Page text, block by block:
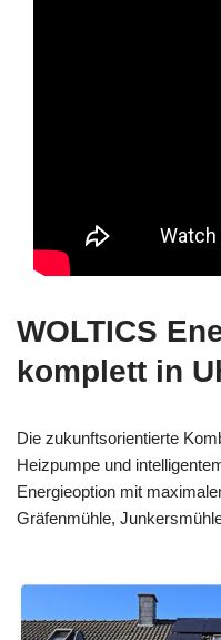
WOLTICS
komplett in
Die zukunftsorientierte
Heizpumpe und
Energieoption mit
Gräfenmühle,